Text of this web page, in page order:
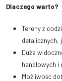
Dlaczego warto?
Tereny z
detalicznych,
Duża
handlowych i
Możliwość